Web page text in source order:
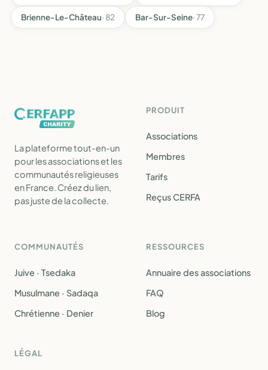
Brienne-Le-Château· 82 Bar-Sur-Seine· 77
La plateforme tout-en-un
pour les associations et les
communautés religieuses
en France. Créez du lien,
pas juste de la collecte.
PRODUIT
Associations
Membres
Tarifs
Reçus CERFA
COMMUNAUTÉS
Juive · Tsedaka
Musulmane · Sadaqa
Chrétienne · Denier
RESSOURCES
Annuaire des associations
FAQ
Blog
LÉGAL